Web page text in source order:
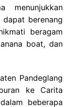
menunjukkan
berenang
beragam
boat, dan
Pandeglang
ke Carita
beberapa